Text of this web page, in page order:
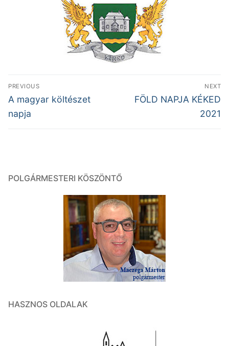
Bejegyzés
navigáció
PREVIOUS
Previous
post:
A magyar költészet
napja
NEXT
Next
FÖLD NAPJA KÉKED
2021
POLGÁRMESTERI KÖSZÖNTŐ
HASZNOS OLDALAK